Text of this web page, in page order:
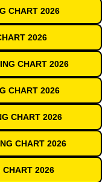
CHART 2026
2026
CHART 2026
CHART 2026
CHART 2026
CHART 2026
CHART 2026